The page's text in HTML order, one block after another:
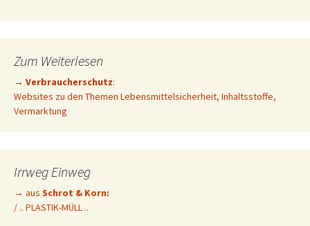
Zum Weiterlesen
→ Verbraucherschutz:
Websites zu den Themen Lebensmittelsicherheit, Inhaltsstoffe,
Vermarktung
Irrweg Einweg
→ aus Schrot & Korn:
/ .. PLASTIK-MÜLL ..